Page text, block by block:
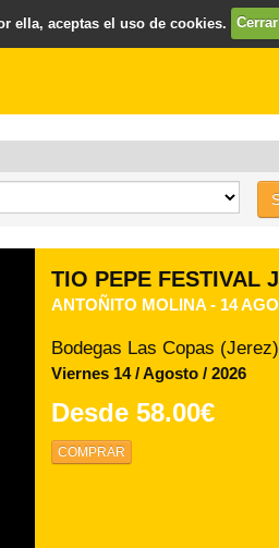
TIO PEPE FESTIVAL
ANTOÑITO MOLINA - 14
Bodegas Las Copas (Jerez)
Viernes 14 / Agosto / 2026
Desde 58.00€
COMPRAR
ella, aceptas el uso de cookies. Cerrar